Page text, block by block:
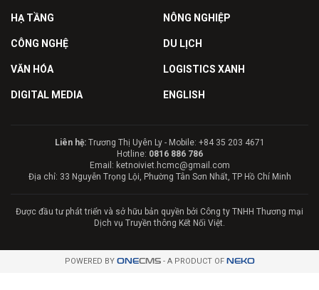
HẠ TẦNG NÔNG NGHIỆP
CÔNG NGHỆ DU LỊCH
VĂN HÓA LOGISTICS XANH
DIGITAL MEDIA ENGLISH
Liên hệ:Trương Thị Uyên Ly - Mobile: +84 35 203 4671
Hotline: 0816 886 786
Email: ketnoiviet.hcmc@gmail.com
Địa chỉ: 33 Nguyễn Trọng Lội, Phường Tân Sơn Nhất, TP Hồ Chí Minh
Được đầu tư phát triển và sở hữu bản quyền bởi Công ty TNHH Thương mại
Dịch vụ Truyền thông Kết Nối Việt.
POWERED BY ONECMS- A PRODUCT OF NEKO